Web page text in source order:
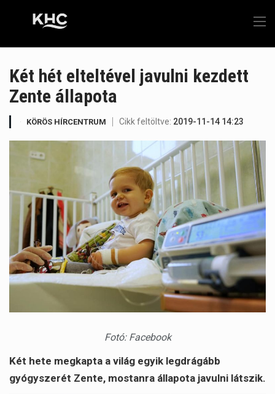
Két hét elteltével javulni kezdett
Zente állapota
KÖRÖS HÍRCENTRUM Cikk feltöltve: 2019-11-14 14:23
Fotó: Facebook
Két hete megkapta a világ egyik legdrágább
gyógyszerét Zente, mostanra állapota javulni látszik.